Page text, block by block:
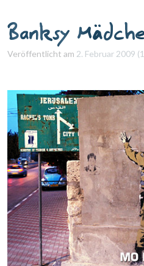
Banksy
Veröffentlicht am 2. Februar 2009